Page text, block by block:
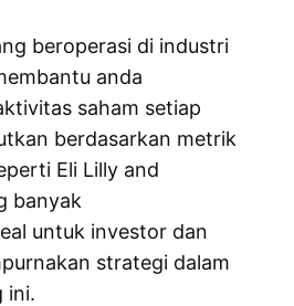
beroperasi di industri
anda
saham setiap
berdasarkan metrik
Eli Lilly and
banyak
untuk investor dan
strategi dalam
ini.